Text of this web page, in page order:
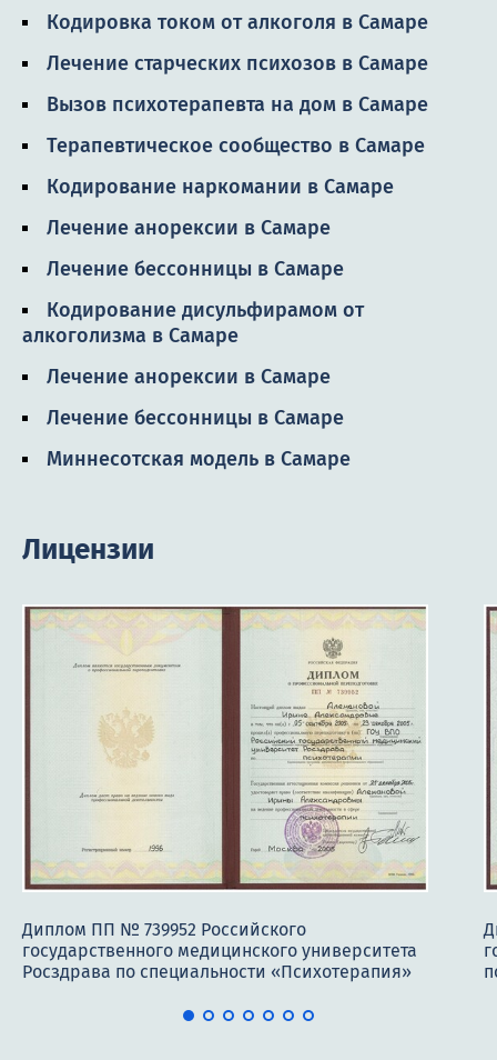
Кодировка током от алкоголя в Самаре
Лечение старческих психозов в Самаре
Вызов психотерапевта на дом в Самаре
Терапевтическое сообщество в Самаре
Кодирование наркомании в Самаре
Лечение анорексии в Самаре
Лечение бессонницы в Самаре
Кодирование дисульфирамом от
алкоголизма в Самаре
Лечение анорексии в Самаре
Лечение бессонницы в Самаре
Миннесотская модель в Самаре
Лицензии
Диплом ПП № 739952 Российского
государственного медицинского университета
Росздрава по специальности «Психотерапия»